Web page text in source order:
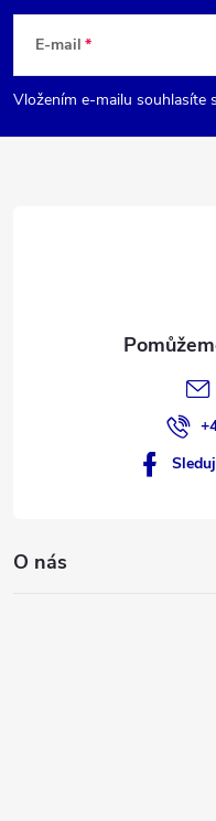
p
a
E-mail
Vložením e-mailu souhlasíte s
O nás